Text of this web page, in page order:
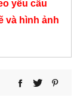
yêu cầu
và hình ảnh